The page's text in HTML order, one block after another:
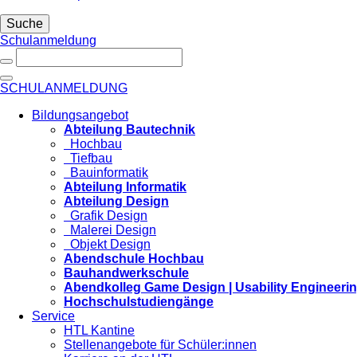
Suche
Schulanmeldung
SCHULANMELDUNG
Bildungsangebot
Abteilung Bautechnik
Hochbau
Tiefbau
Bauinformatik
Abteilung Informatik
Abteilung Design
Grafik Design
Malerei Design
Objekt Design
Abendschule Hochbau
Bauhandwerkschule
Abendkolleg Game Design | Usability
Hochschulstudiengänge
Service
HTL Kantine
Stellenangebote für Schüler:innen